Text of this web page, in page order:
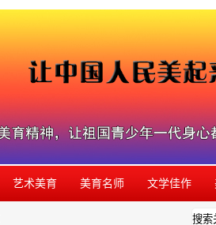
艺术美育 美育名师 文学佳作
美育活动题写的品牌名称，如发现有同类活动盗